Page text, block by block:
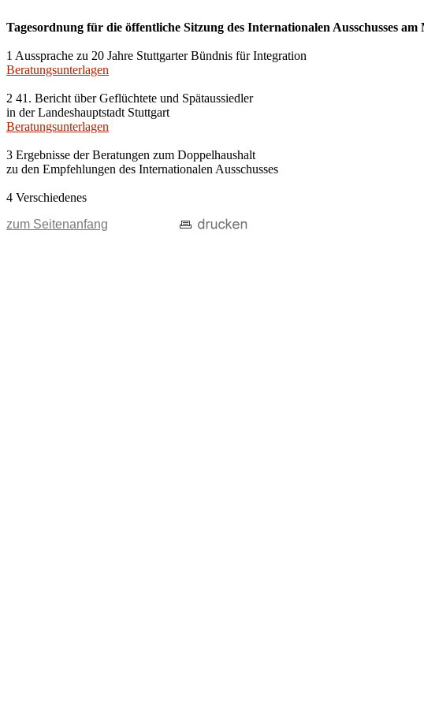
Tagesordnung für die öffentliche Sitzung des Internationalen Ausschusses
1 Aussprache zu 20 Jahre Stuttgarter Bündnis für Integration
Beratungsunterlagen
2 41. Bericht über Geflüchtete und Spätaussiedler
in der Landeshauptstadt Stuttgart
Beratungsunterlagen
3 Ergebnisse der Beratungen zum Doppelhaushalt
zu den Empfehlungen des Internationalen Ausschusses
4 Verschiedenes
zum Seitenanfang